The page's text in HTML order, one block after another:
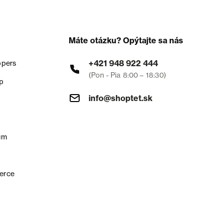
Máte otázku? Opýtajte sa nás
+421 948 922 444
(Pon - Pia 8:00 – 18:30)
info@shoptet.sk